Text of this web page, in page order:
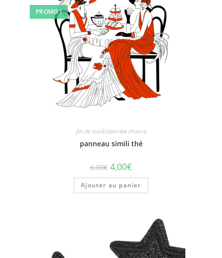
PROMO !
fin de stock/dernière chance
panneau simili thé
6,00€ 4,00€
Ajouter au panier